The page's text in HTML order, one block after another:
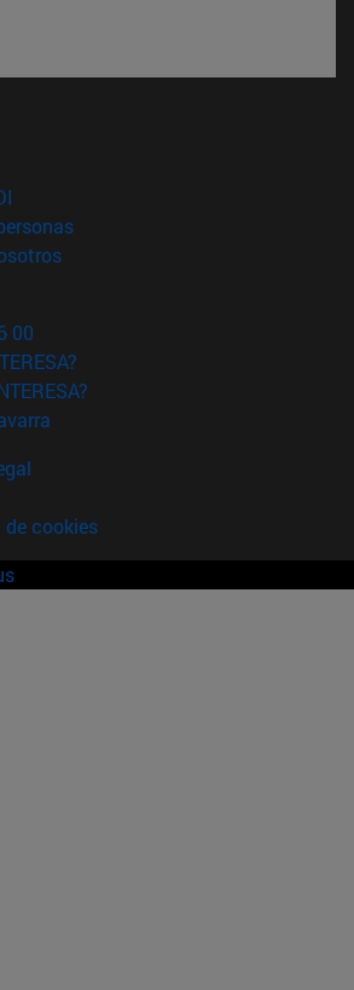
en nueva ventana)
(abre en nueva ventana)
(abre en nueva ventana)
00
cookies